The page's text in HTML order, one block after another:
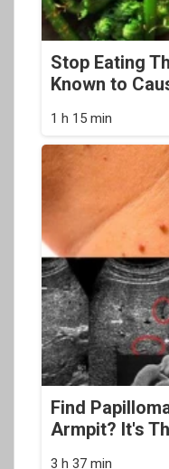
Stop Eating
Known to
1 h 15 min
Find
Armpit? It's
3 h 37 min